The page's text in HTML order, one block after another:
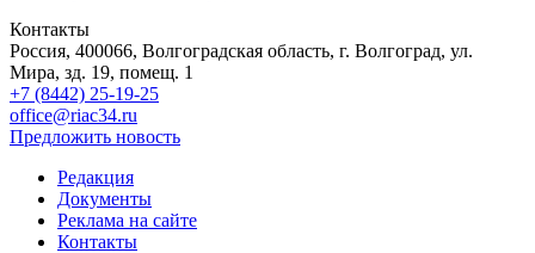
Контакты
Россия, 400066, Волгоградская область, г. Волгоград, ул.
Мира, зд. 19, помещ. 1
+7 (8442) 25-19-25
office@riac34.ru
Предложить новость
Редакция
Документы
Реклама на сайте
Контакты